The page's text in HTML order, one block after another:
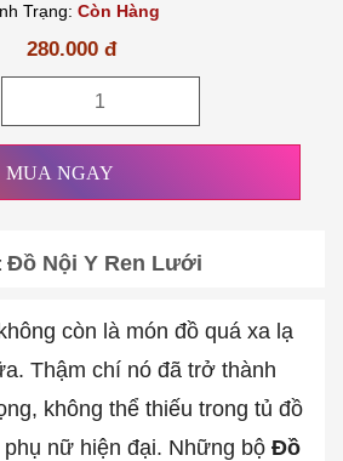
Trạng: Còn Hàng
280.000 đ
MUA NGAY
Đồ Nội Y Ren Lưới
không còn là món đồ quá xa lạ
Thậm chí nó đã trở thành
không thể thiếu trong tủ đồ
nữ hiện đại. Những bộ Đồ